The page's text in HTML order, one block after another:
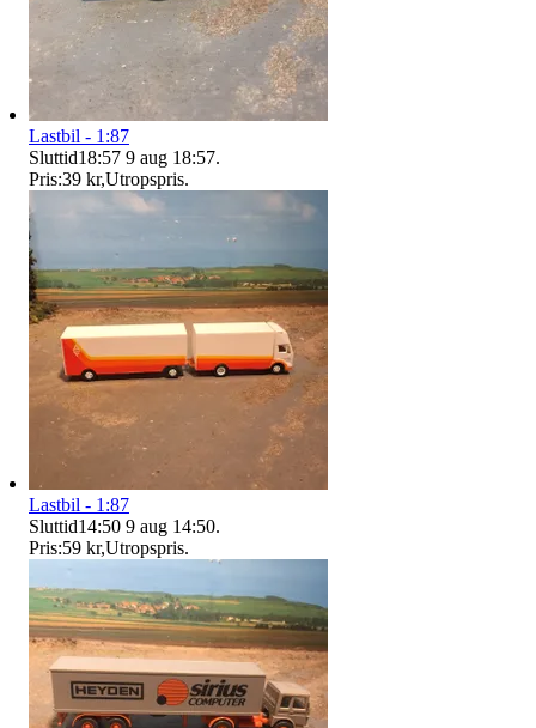
Lastbil - 1:87
Sluttid18:57 9 aug 18:57.
Pris:39 kr,Utropspris.
Lastbil - 1:87
Sluttid14:50 9 aug 14:50.
Pris:59 kr,Utropspris.